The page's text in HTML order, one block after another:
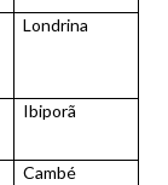
Londrina
Ibiporã
Cambé